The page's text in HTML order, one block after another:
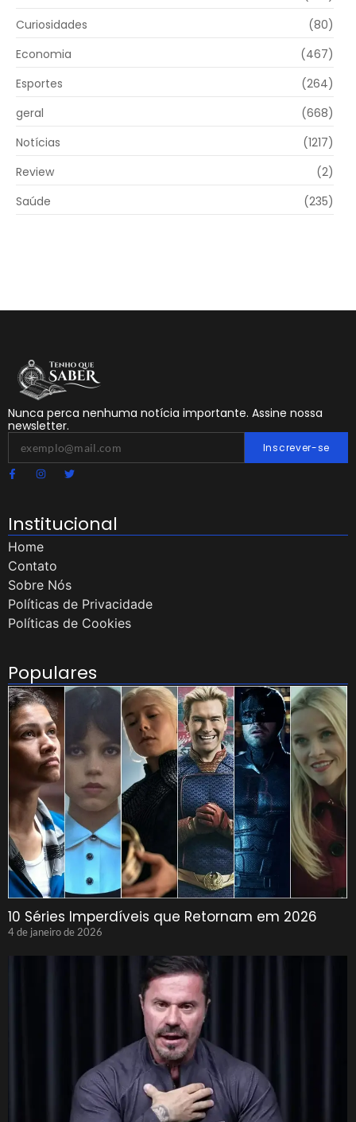
Curiosidades
(80)
Economia
(467)
Esportes
(264)
geral
(668)
Notícias
(1217)
Review
(2)
Saúde
(235)
Nunca perca nenhuma notícia importante. Assine nossa
newsletter.
Inscrever-se
Institucional
Home
Contato
Sobre Nós
Políticas de Privacidade
Políticas de Cookies
Populares
10 Séries Imperdíveis que Retornam em 2026
4 de janeiro de 2026